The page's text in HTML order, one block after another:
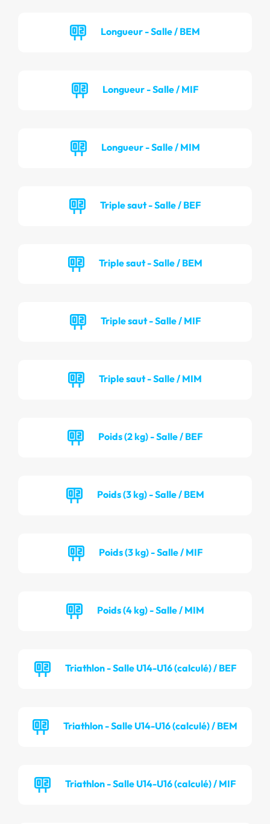
Longueur - Salle / BEM
Longueur - Salle / MIF
Longueur - Salle / MIM
Triple saut - Salle / BEF
Triple saut - Salle / BEM
Triple saut - Salle / MIF
Triple saut - Salle / MIM
Poids (2 kg) - Salle / BEF
Poids (3 kg) - Salle / BEM
Poids (3 kg) - Salle / MIF
Poids (4 kg) - Salle / MIM
Triathlon - Salle U14-U16 (calculé) / BEF
Triathlon - Salle U14-U16 (calculé) / BEM
Triathlon - Salle U14-U16 (calculé) / MIF